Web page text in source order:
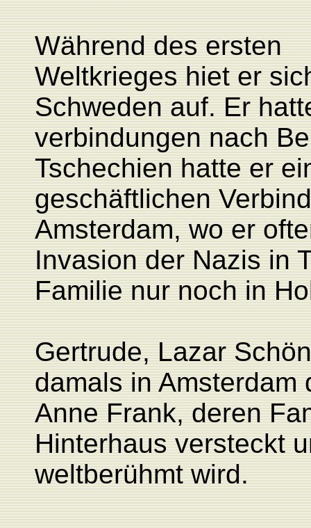
Während des ersten
Weltkrieges hiet er
Schweden auf. Er
verbindungen nach
Tschechien hatte er
geschäftlichen
Amsterdam, wo er
Invasion der Nazis in
Familie nur noch in
Gertrude, Lazar
damals in Amsterdam
Anne Frank, deren
Hinterhaus versteckt
weltberühmt wird.